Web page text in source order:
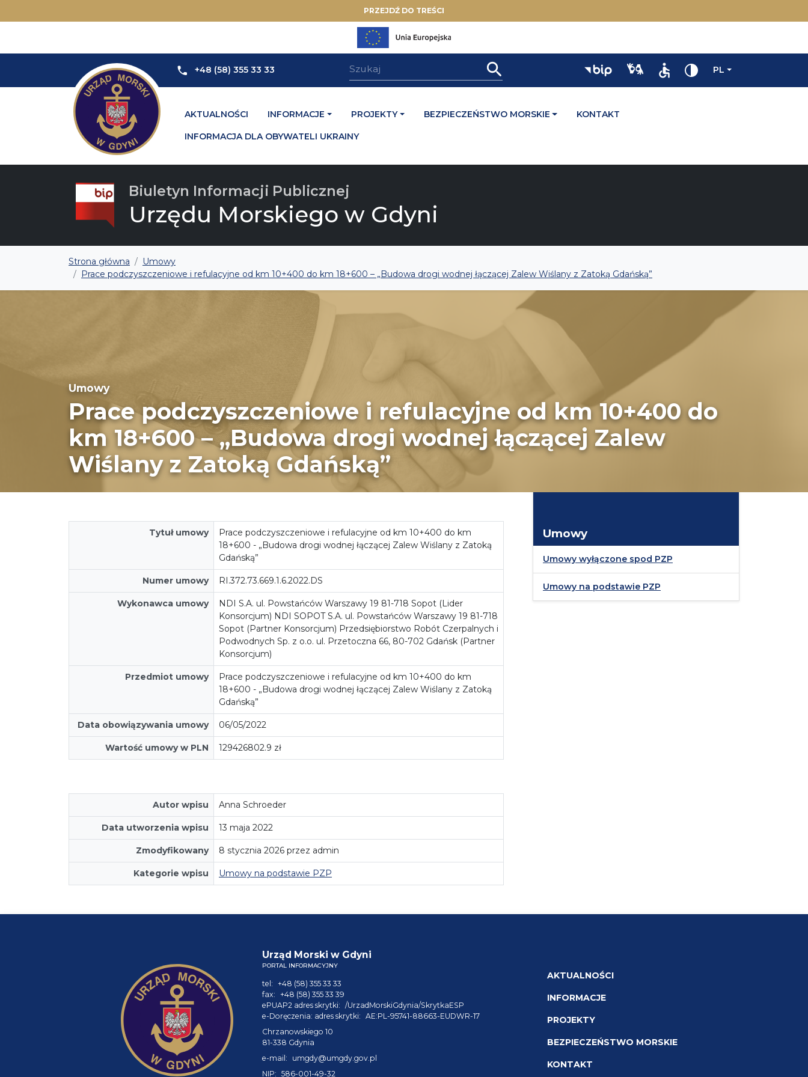
PRZEJDŹ DO TREŚCI
+48 (58) 355 33 33 PL
AKTUALNOŚCI INFORMACJE PROJEKTY BEZPIECZEŃSTWO MORSKIE KONTAKT
INFORMACJA DLA OBYWATELI UKRAINY
Biuletyn Informacji Publicznej
Urzędu Morskiego w Gdyni
Strona główna
Umowy
Prace podczyszczeniowe i refulacyjne od km 10+400 do km 18+600 – „Budowa drogi wodnej łączącej Zalew Wiślany z Zatoką Gdańską”
Umowy
Prace podczyszczeniowe i refulacyjne od km 10+400 do
km 18+600 – „Budowa drogi wodnej łączącej Zalew
Wiślany z Zatoką Gdańską”
Tytuł umowy
Prace podczyszczeniowe i refulacyjne od km 10+400 do km
18+600 - „Budowa drogi wodnej łączącej Zalew Wiślany z Zatoką
Gdańską”
Numer umowy RI.372.73.669.1.6.2022.DS
Wykonawca umowy
NDI S.A. ul. Powstańców Warszawy 19 81-718 Sopot (Lider
Konsorcjum) NDI SOPOT S.A. ul. Powstańców Warszawy 19 81-718
Sopot (Partner Konsorcjum) Przedsiębiorstwo Robót Czerpalnych i
Podwodnych Sp. z o.o. ul. Przetoczna 66, 80-702 Gdańsk (Partner
Konsorcjum)
Przedmiot umowy
Prace podczyszczeniowe i refulacyjne od km 10+400 do km
18+600 - „Budowa drogi wodnej łączącej Zalew Wiślany z Zatoką
Gdańską”
Data obowiązywania umowy 06/05/2022
Wartość umowy w PLN 129426802.9 zł
Autor wpisu Anna Schroeder
Data utworzenia wpisu 13 maja 2022
Zmodyfikowany 8 stycznia 2026 przez admin
Kategorie wpisu Umowy na podstawie PZP
Umowy
Umowy wyłączone spod PZP
Umowy na podstawie PZP
Urząd Morski w Gdyni
PORTAL INFORMACYJNY
tel: +48 (58) 355 33 33
fax: +48 (58) 355 33 39
ePUAP2 adres skrytki: /UrzadMorskiGdynia/SkrytkaESP
e-Doręczenia: adres skrytki: AE:PL-95741-88663-EUDWR-17
Chrzanowskiego 10
81-338 Gdynia
e-mail:
umgdy@umgdy.gov.pl
NIP: 586-001-49-32
AKTUALNOŚCI
INFORMACJE
PROJEKTY
BEZPIECZEŃSTWO MORSKIE
KONTAKT